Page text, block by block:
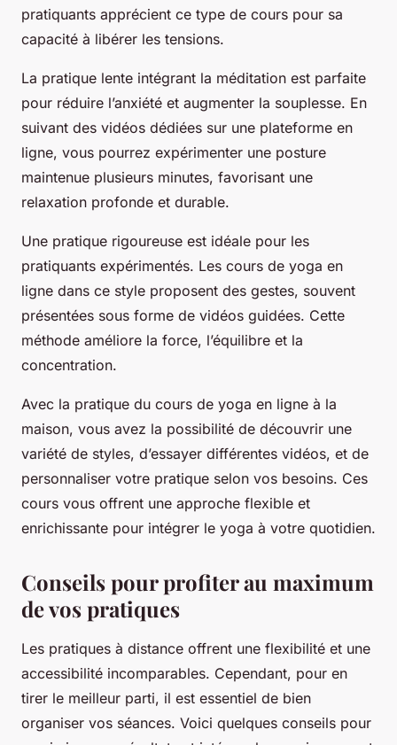
pratiquants apprécient ce type de cours pour sa
capacité à libérer les tensions.
La pratique lente intégrant la méditation est parfaite
pour réduire l’anxiété et augmenter la souplesse. En
suivant des vidéos dédiées sur une plateforme en
ligne, vous pourrez expérimenter une posture
maintenue plusieurs minutes, favorisant une
relaxation profonde et durable.
Une pratique rigoureuse est idéale pour les
pratiquants expérimentés. Les cours de yoga en
ligne dans ce style proposent des gestes, souvent
présentées sous forme de vidéos guidées. Cette
méthode améliore la force, l’équilibre et la
concentration.
Avec la pratique du cours de yoga en ligne à la
maison, vous avez la possibilité de découvrir une
variété de styles, d’essayer différentes vidéos, et de
personnaliser votre pratique selon vos besoins. Ces
cours vous offrent une approche flexible et
enrichissante pour intégrer le yoga à votre quotidien.
Conseils pour profiter au maximum
de vos pratiques
Les pratiques à distance offrent une flexibilité et une
accessibilité incomparables. Cependant, pour en
tirer le meilleur parti, il est essentiel de bien
organiser vos séances. Voici quelques conseils pour